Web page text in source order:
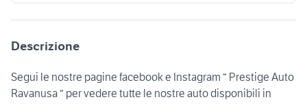
Descrizione
Segui le nostre pagine facebook e Instagram “ Prestige Auto
Ravanusa “ per vedere tutte le nostre auto disponibili in